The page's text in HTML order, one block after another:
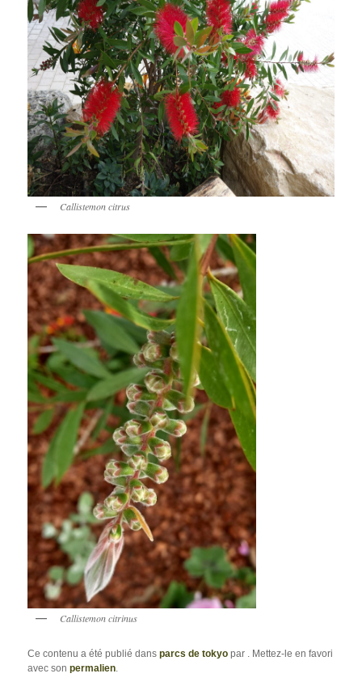
Callistemon citrus
Callistemon citrinus
Ce contenu a été publié dansparcs de tokyo par . Mettez-le en favori
avec sonpermalien.